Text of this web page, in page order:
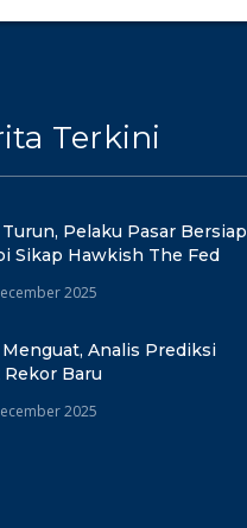
Terkini
Turun, Pelaku Pasar Bersiap
Sikap Hawkish The Fed
2025
Menguat, Analis Prediksi
Rekor Baru
2025